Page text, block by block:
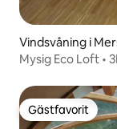
Vindsvåning i
Mysig Eco Loft •
Gästfavorit
Gästfavorit